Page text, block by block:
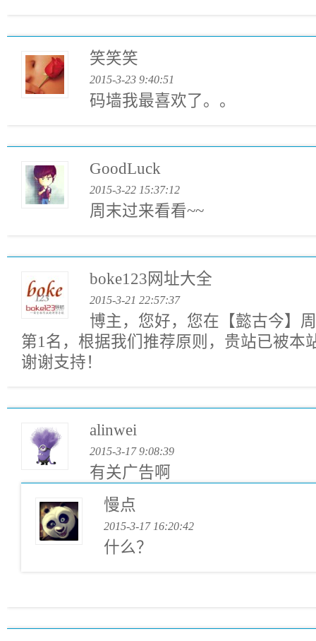
笑笑笑
2015-3-23 9:40:51
码墙我最喜欢了。。
GoodLuck
2015-3-22 15:37:12
周末过来看看~~
boke123网址大全
2015-3-21 22:57:37
博主，您好，您在【懿古今】
第1名，根据我们推荐原则，贵站已被本
谢谢支持！
alinwei
2015-3-17 9:08:39
有关广告啊
慢点
2015-3-17 16:20:42
什么？